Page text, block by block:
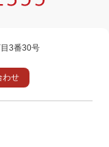
3番30号
わせ